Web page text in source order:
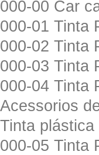
000-00 Car
000-01 Tinta
000-02 Tinta
000-03 Tinta
000-04 Tinta
Acessorios
Tinta
000-05 Tinta